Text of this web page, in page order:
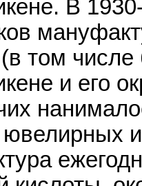
В 1930-
том
и его
и